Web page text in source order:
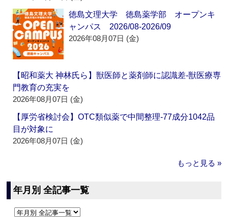
徳島文理大学 徳島薬学部 オープンキ
ャンパス 2026/08-2026/09
2026年08月07日 (金)
【昭和薬大 神林氏ら】獣医師と薬剤師に認識差‐獣医療専
門教育の充実を
2026年08月07日 (金)
【厚労省検討会】OTC類似薬で中間整理‐77成分1042品
目が対象に
2026年08月07日 (金)
もっと見る »
年月別 全記事一覧